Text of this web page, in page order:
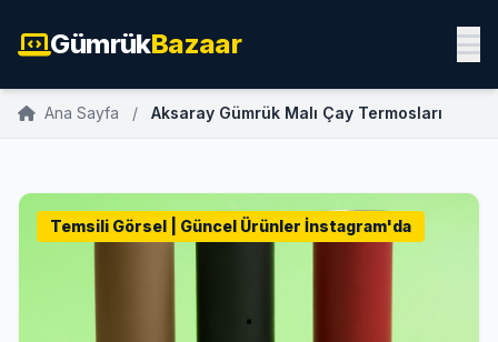
GümrükBazaar
Ana Sayfa / Aksaray Gümrük Malı Çay Termosları
Temsili Görsel | Güncel Ürünler İnstagram'da